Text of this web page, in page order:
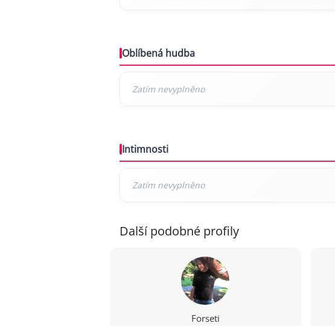
Oblíbená hudba
Intimnosti
Další podobné profily
Forseti